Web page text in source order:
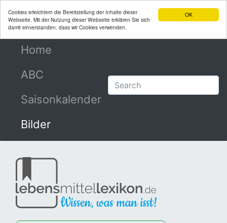
OK
Cookies erleichtern die Bereitstellung der Inhalte dieser
Webseite. Mit der Nutzung dieser Webseite erklären Sie sich
damit einverstanden, dass wir Cookies verwenden.
Home
ABC
Saisonkalender
Bilder